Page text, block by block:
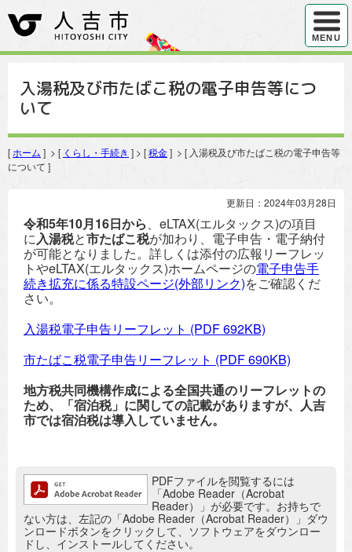
ハンバ
MENU
入湯税及び市たばこ税の電子申告等につ
いて
[ ホーム ] > [ くらし・手続き ] > [税金] > [ 入湯税及び市たばこ税の電子申告等
について ]
更新日：2024年03月28日
令和5年10月16日から、eLTAX(エルタックス)の項目
に入湯税と市たばこ税が加わり、電子申告・電子納付
が可能となりました。詳しくは添付の広報リーフレッ
トやeLTAX(エルタックス)ホームページの電子申告手
続き拡充に係る特設ページ(外部リンク)をご確認くだ
さい。
入湯税電子申告リーフレット (PDF 692KB)
市たばこ税電子申告リーフレット (PDF 690KB)
地方税共同機構作成による全国共通のリーフレットの
ため、「宿泊税」に関しての記載がありますが、人吉
市では宿泊税は導入していません。
追加情報：PDFファイルPDFファイルを閲覧するには
「Adobe Reader（Acrobat
Reader）」が必要です。お持ちで
ない方は、左記の「Adobe Reader（Acrobat Reader）」ダウ
ンロードボタンをクリックして、ソフトウェアをダウンロー
ドし、インストールしてください。